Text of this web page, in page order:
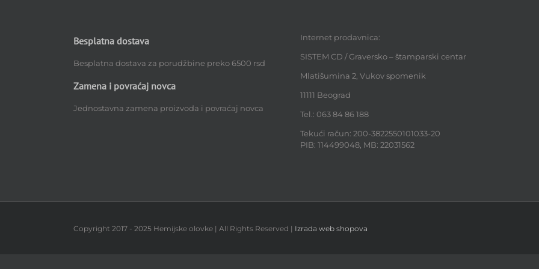
Besplatna dostava
Besplatna dostava za porudžbine preko 6500 rsd
Zamena i povraćaj novca
Jednostavna zamena proizvoda i povraćaj novca
Internet prodavnica:
SISTEM CD / Graversko – štamparski centar
Mlatišumina 2, Vukov spomenik
11111 Beograd
Tel.: 063 84 86 188
Tekući račun: 200-3822550101033-20
PIB: 114499048, MB: 22031562
Copyright 2017 - 2025 Hemijske olovke | All Rights Reserved | Izrada web shopova